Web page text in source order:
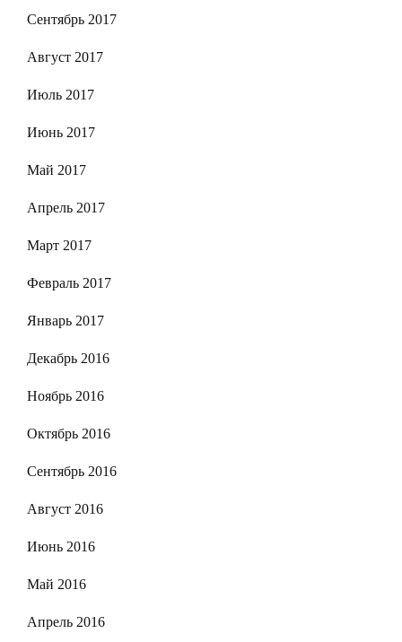
Сентябрь 2017
Август 2017
Июль 2017
Июнь 2017
Май 2017
Апрель 2017
Март 2017
Февраль 2017
Январь 2017
Декабрь 2016
Ноябрь 2016
Октябрь 2016
Сентябрь 2016
Август 2016
Июнь 2016
Май 2016
Апрель 2016